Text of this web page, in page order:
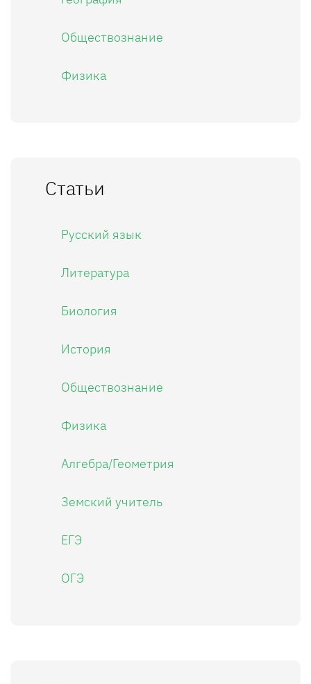
Обществознание
Физика
Статьи
Русский язык
Литература
Биология
История
Обществознание
Физика
Алгебра/Геометрия
Земский учитель
ЕГЭ
ОГЭ